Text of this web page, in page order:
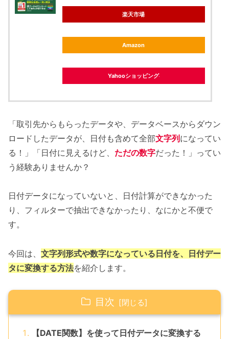
楽天市場
Amazon
Yahooショッピング
「取引先からもらったデータや、データベースからダウン
ロードしたデータが、日付も含めて全部文字列になってい
る！」「日付に見えるけど、 ただの数字だった！」ってい
う経験ありませんか？
日付データになっていないと、日付計算ができなかった
り、フィルターで抽出できなかったり、なにかと不便で
す。
今回は、 文字列形式や数字になっている日付を、日付デー
タに変換する方法を紹介します。
目次
【DATE関数】を使って日付データに変換する